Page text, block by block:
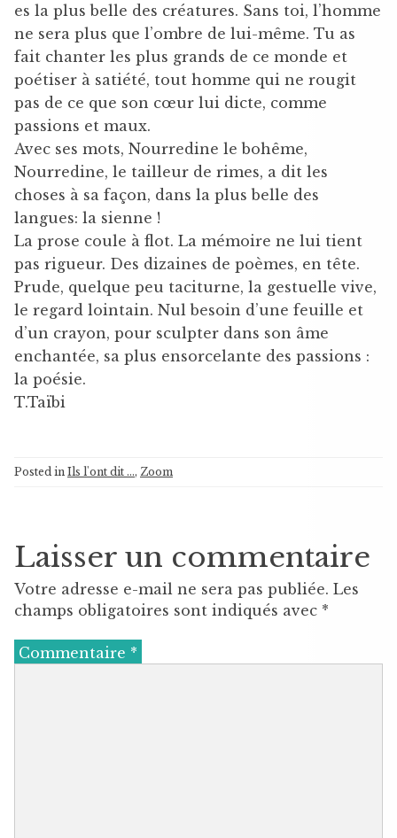
es la plus belle des créatures. Sans toi, l’homme
ne sera plus que l’ombre de lui-même. Tu as
fait chanter les plus grands de ce monde et
poétiser à satiété, tout homme qui ne rougit
pas de ce que son cœur lui dicte, comme
passions et maux.
Avec ses mots, Nourredine le bohême,
Nourredine, le tailleur de rimes, a dit les
choses à sa façon, dans la plus belle des
langues: la sienne !
La prose coule à flot. La mémoire ne lui tient
pas rigueur. Des dizaines de poèmes, en tête.
Prude, quelque peu taciturne, la gestuelle vive,
le regard lointain. Nul besoin d’une feuille et
d’un crayon, pour sculpter dans son âme
enchantée, sa plus ensorcelante des passions :
la poésie.
T.Taïbi
Posted in Ils l'ont dit ..., Zoom
Laisser un commentaire
Votre adresse e-mail ne sera pas publiée. Les
champs obligatoires sont indiqués avec *
Commentaire *